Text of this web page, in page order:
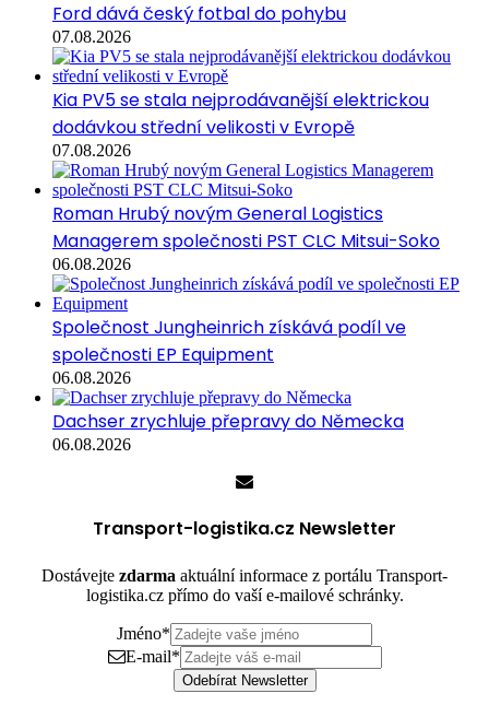
Ford dává český fotbal do pohybu
07.08.2026
Kia PV5 se stala nejprodávanější elektrickou
dodávkou střední velikosti v Evropě
07.08.2026
Roman Hrubý novým General Logistics
Managerem společnosti PST CLC Mitsui-Soko
06.08.2026
Společnost Jungheinrich získává podíl ve
společnosti EP Equipment
06.08.2026
Dachser zrychluje přepravy do Německa
06.08.2026
Transport-logistika.cz Newsletter
Dostávejte zdarma aktuální informace z portálu Transport-
logistika.cz přímo do vaší e-mailové schránky.
Jméno*
E-mail*
Odebírat Newsletter